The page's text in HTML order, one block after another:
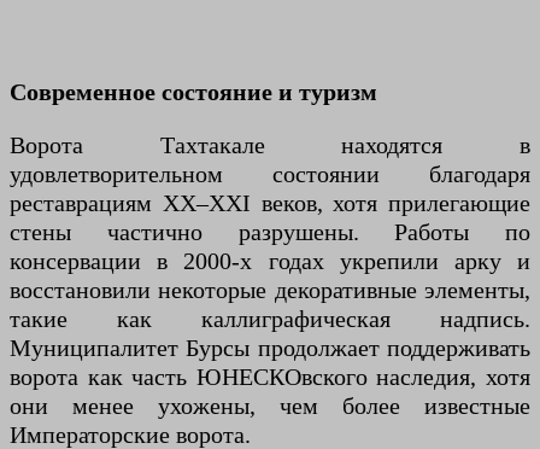
Современное состояние и туризм
Ворота Тахтакале находятся в
удовлетворительном состоянии благодаря
реставрациям XX–XXI веков, хотя прилегающие
стены частично разрушены. Работы по
консервации в 2000-х годах укрепили арку и
восстановили некоторые декоративные элементы,
такие как каллиграфическая надпись.
Муниципалитет Бурсы продолжает поддерживать
ворота как часть ЮНЕСКОвского наследия, хотя
они менее ухожены, чем более известные
Императорские ворота.